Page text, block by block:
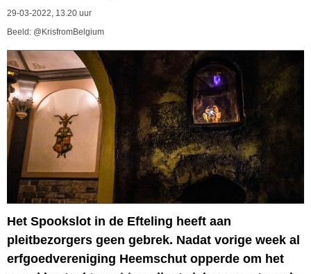
29-03-2022, 13.20 uur
Beeld: @KrisfromBelgium
Het Spookslot in de Efteling heeft aan
pleitbezorgers geen gebrek. Nadat vorige week al
erfgoedvereniging Heemschut opperde om het